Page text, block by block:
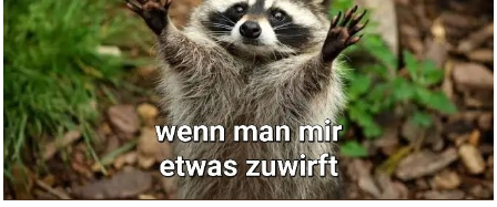
Paladone XBOX Icons Licht,
dyn...